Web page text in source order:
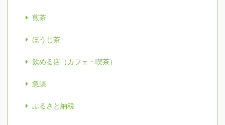
煎茶
ほうじ茶
飲める店（カフェ・喫茶）
急須
ふるさと納税